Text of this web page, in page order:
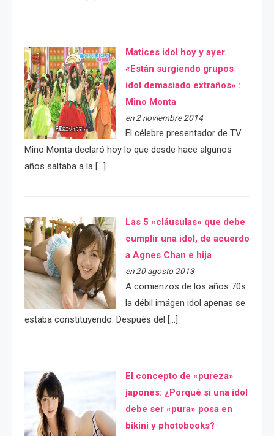
Matices idol hoy y ayer.
«Están surgiendo grupos
idol demasiado extraños» :
Mino Monta
en 2 noviembre 2014
El célebre presentador de TV
Mino Monta declaró hoy lo que desde hace algunos
años saltaba a la […]
Las 5 «cláusulas» que debe
cumplir una idol, de acuerdo
a Agnes Chan e hija
en 20 agosto 2013
A comienzos de los años 70s
la débil imágen idol apenas se
estaba constituyendo. Después del […]
El concepto de «pureza»
japonés: ¿Porqué si una idol
debe ser «pura» posa en
bikini y photobooks?